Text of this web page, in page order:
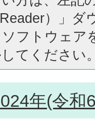
）」ダ
フトウェア
てください
年(令和